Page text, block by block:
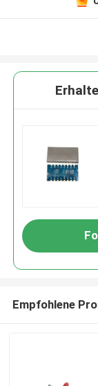
Empfohlene